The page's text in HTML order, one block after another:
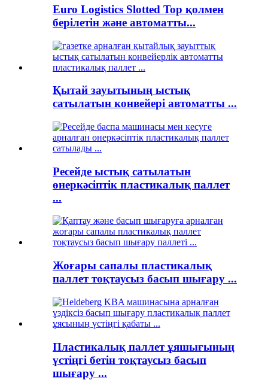
Euro Logistics Slotted Top қолмен
берілетін және автоматты...
Қытай зауытының ыстық
сатылатын конвейері автоматты ...
Ресейде ыстық сатылатын
өнеркәсіптік пластикалық паллет
...
Жоғары сапалы пластикалық
паллет тоқтаусыз басып шығару ...
Пластикалық паллет ұяшығының
үстіңгі бетін тоқтаусыз басып
шығару ...